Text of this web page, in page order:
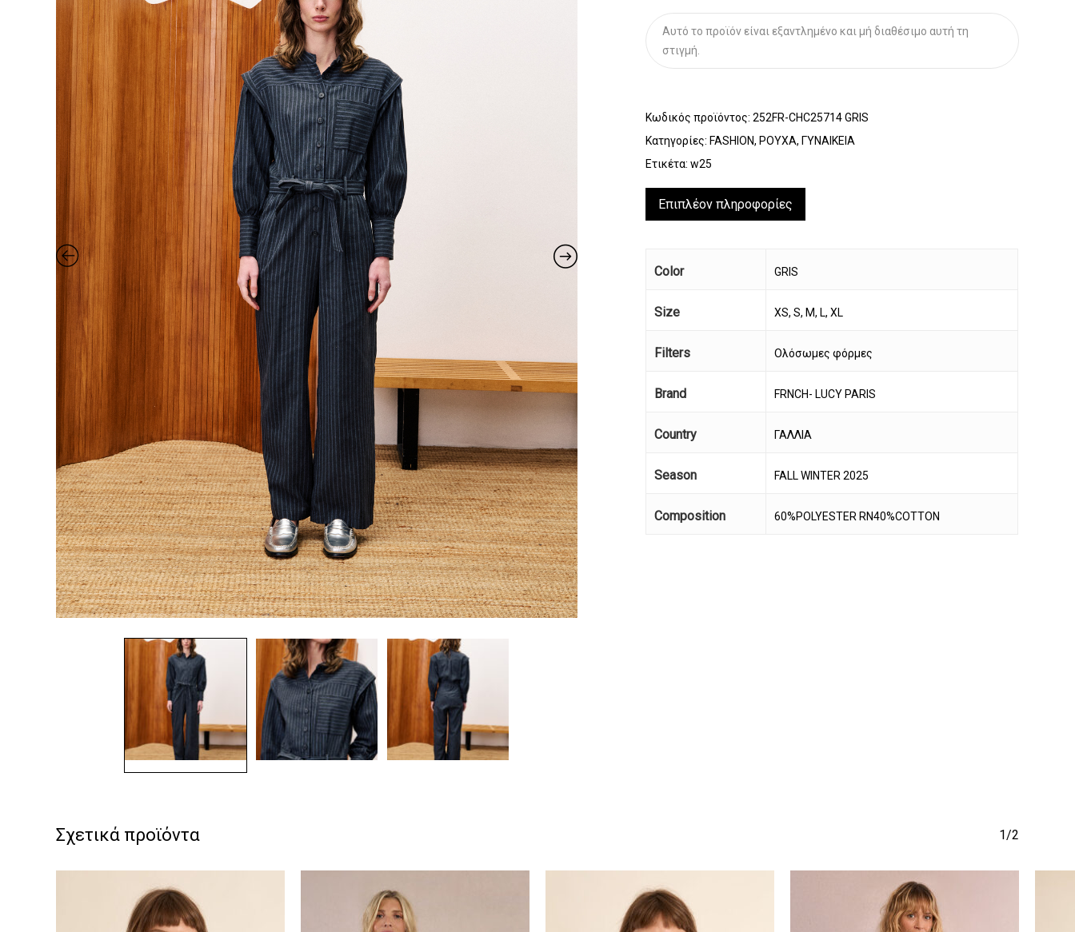
Αυτό το προϊόν είναι εξαντλημένο και μή διαθέσιμο αυτή τη
στιγμή.
Κωδικός προϊόντος:252FR-CHC25714 GRIS
Κατηγορίες: FASHION, ΡΟΥΧΑ, ΓΥΝΑΙΚΕΙΑ
Ετικέτα:w25
Επιπλέον πληροφορίες
Color GRIS
Size XS, S, M, L, XL
Filters Ολόσωμες φόρμες
Brand FRNCH- LUCY PARIS
Country ΓΑΛΛΙΑ
Season FALL WINTER 2025
Composition 60%POLYESTER RN40%COTTON
Σχετικά προϊόντα 1/2